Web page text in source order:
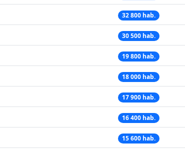
32 800 hab.
30 500 hab.
19 800 hab.
18 000 hab.
17 900 hab.
16 400 hab.
15 600 hab.